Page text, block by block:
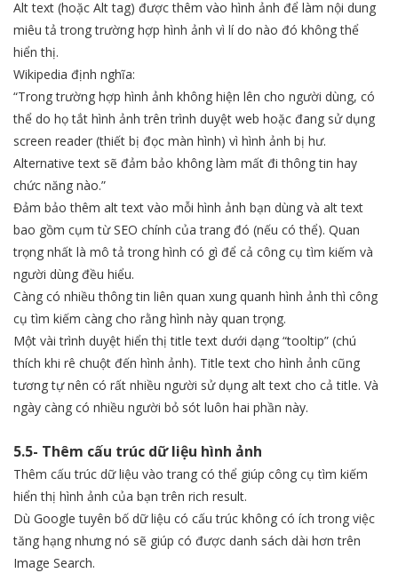
Alt text (hoặc Alt tag) được thêm vào hình ảnh để làm nội dung
miêu tả trong trường hợp hình ảnh vì lí do nào đó không thể
hiển thị.
Wikipedia định nghĩa:
“Trong trường hợp hình ảnh không hiện lên cho người dùng, có
thể do họ tắt hình ảnh trên trình duyệt web hoặc đang sử dụng
screen reader (thiết bị đọc màn hình) vì hình ảnh bị hư.
Alternative text sẽ đảm bảo không làm mất đi thông tin hay
chức năng nào.”
Đảm bảo thêm alt text vào mỗi hình ảnh bạn dùng và alt text
bao gồm cụm từ SEO chính của trang đó (nếu có thể). Quan
trọng nhất là mô tả trong hình có gì để cả công cụ tìm kiếm và
người dùng đều hiểu.
Càng có nhiều thông tin liên quan xung quanh hình ảnh thì công
cụ tìm kiếm càng cho rằng hình này quan trọng.
Một vài trình duyệt hiển thị title text dưới dạng “tooltip” (chú
thích khi rê chuột đến hình ảnh). Title text cho hình ảnh cũng
tương tự nên có rất nhiều người sử dụng alt text cho cả title. Và
ngày càng có nhiều người bỏ sót luôn hai phần này.
5.5- Thêm cấu trúc dữ liệu hình ảnh
Thêm cấu trúc dữ liệu vào trang có thể giúp công cụ tìm kiếm
hiển thị hình ảnh của bạn trên rich result.
Dù Google tuyên bố dữ liệu có cấu trúc không có ích trong việc
tăng hạng nhưng nó sẽ giúp có được danh sách dài hơn trên
Image Search.